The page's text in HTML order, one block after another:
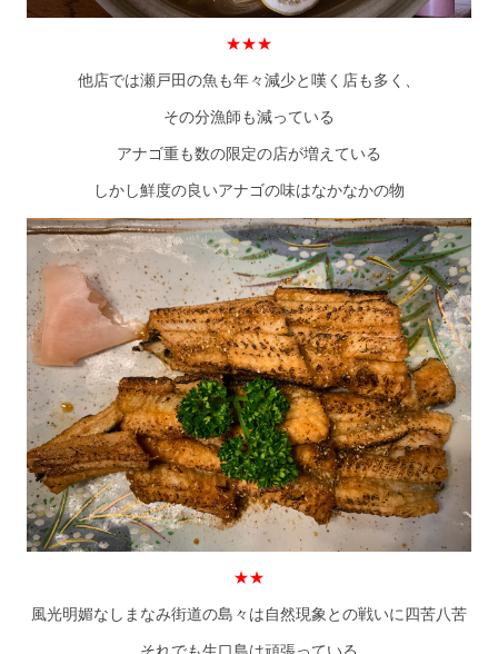
★★★
他店では瀬戸田の魚も年々減少と嘆く店も多く、
その分漁師も減っている
アナゴ重も数の限定の店が増えている
しかし鮮度の良いアナゴの味はなかなかの物
★★
風光明媚なしまなみ街道の島々は自然現象との戦いに四苦八苦